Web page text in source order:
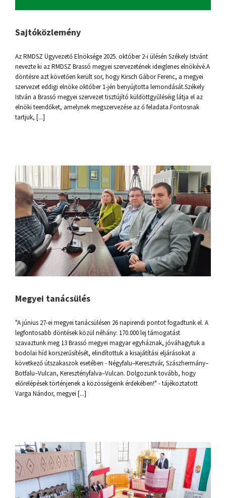
Sajtóközlemény
Az RMDSZ Ügyvezető Elnöksége 2025. október 2-i ülésén Székely Istvánt
nevezte ki az RMDSZ Brassó megyei szervezetének ideiglenes elnökévé.A
döntésre azt követően került sor, hogy Kirsch Gábor Ferenc, a megyei
szervezet eddigi elnöke október 1-jén benyújtotta lemondását.Székely
István a Brassó megyei szervezet tisztújító küldöttgyűléséig látja el az
elnöki teendőket, amelynek megszervezése az ő feladata.Fontosnak
tartjuk, [...]
Megyei tanácsülés
"A június 27-ei megyei tanácsülésen 26 napirendi pontot fogadtunk el. A
legfontosabb döntések közül néhány: 170.000 lej támogatást
szavaztunk meg 13 Brassó megyei magyar egyháznak, jóváhagytuk a
bodolai híd korszerűsítését, elindítottuk a kisajátítási eljárásokat a
következő útszakaszok esetében - Négyfalu–Keresztvár, Szászhermány–
Botfalu–Vulcan, Keresztényfalva–Vulcan. Dolgozunk tovább, hogy
előrelépések történjenek a közösségeink érdekében!" - tájékoztatott
Varga Nándor, megyei [...]